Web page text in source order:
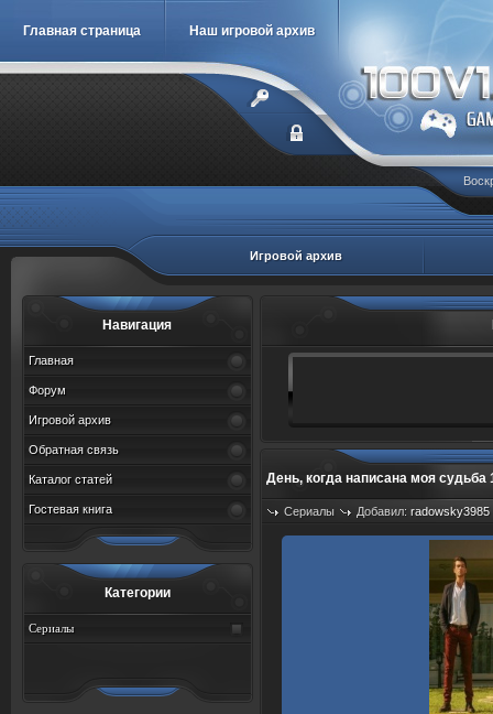
Главная страница Наш игровой архив
Игровой архив
Навигация
Главная
Форум
Игровой архив
Обратная связь
Каталог статей
Гостевая книга
Категории
Сериалы
День, когда написана моя судьба
Сериалы Добавил: radowsky3985
Просмотров: 1377